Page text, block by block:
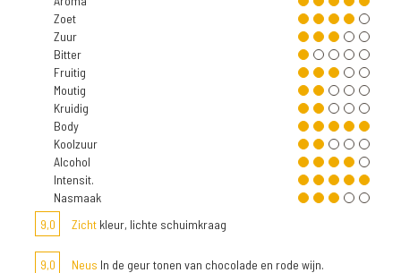
Zoet
Zuur
Bitter
Fruitig
Moutig
Kruidig
Body
Koolzuur
Alcohol
Intensit.
Nasmaak
9,0
Zicht kleur, lichte schuimkraag
9,0 Neus In de geur tonen van chocolade en rode wijn.